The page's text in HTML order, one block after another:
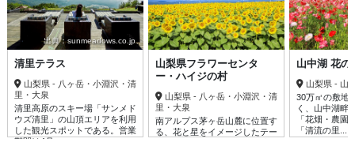
出典：sunmeadows.co.jp
清里テラス
山梨県 - 八ヶ岳・小淵沢・清
里・大泉
清里高原のスキー場「サンメド
ウズ清里」の山頂エリアを利用
した観光スポットである。営業
期間は4月......
山梨県フラワーセンタ
ー・ハイジの村
山梨県 - 八ヶ岳・小淵沢・清
里・大泉
南アルプス茅ヶ岳山麓に位置す
る、花と星をイメージしたテー
山中湖 花の
山梨県 - 山
30万㎡の敷地
く、山中湖畔
「花畑・農園
「清流の里......